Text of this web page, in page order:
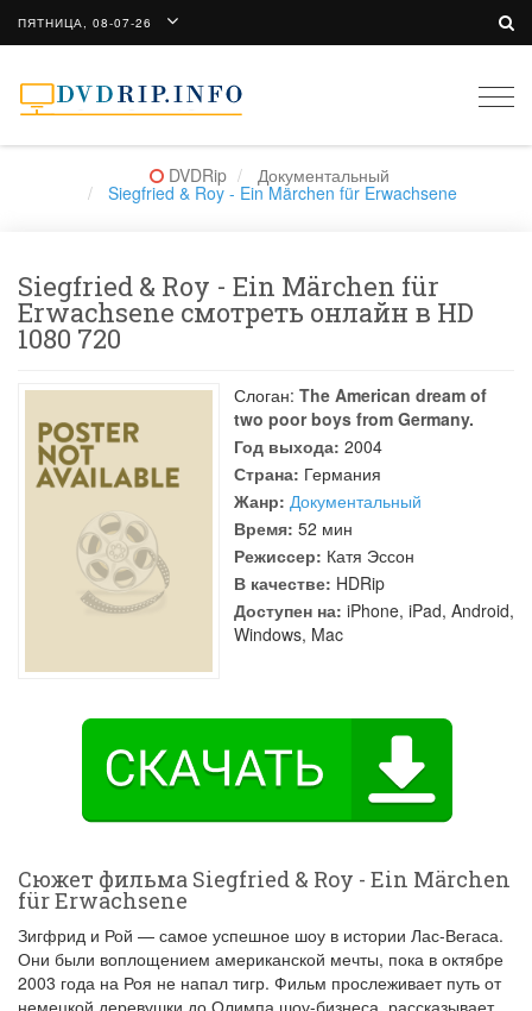
ПЯТНИЦА, 08-07-26
DVDRip Документальный
Siegfried & Roy - Ein Märchen für Erwachsene
Siegfried & Roy - Ein Märchen für
Erwachsene смотреть онлайн в HD
1080 720
Слоган: The American dream of
two poor boys from Germany.
Год выхода: 2004
Страна: Германия
Жанр: Документальный
Время: 52 мин
Режиссер: Катя Эссон
В качестве: HDRip
Доступен на: iPhone, iPad, Android,
Windows, Mac
Сюжет фильма Siegfried & Roy - Ein Märchen
für Erwachsene
Зигфрид и Рой — самое успешное шоу в истории Лас-Вегаса.
Они были воплощением американской мечты, пока в октябре
2003 года на Роя не напал тигр. Фильм прослеживает путь от
немецкой деревушки до Олимпа шоу-бизнеса, рассказывает